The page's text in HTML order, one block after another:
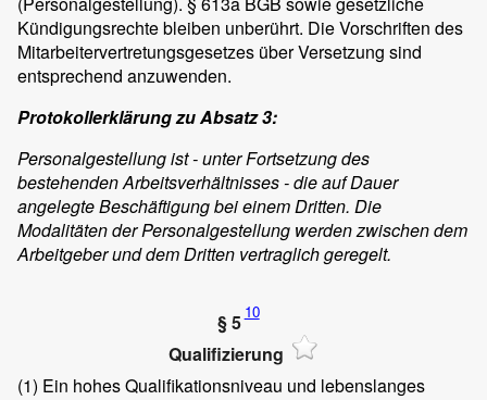
Kündigungsrechte bleiben unberührt. Die Vorschriften des
Mitarbeitervertretungsgesetzes über Versetzung sind
entsprechend anzuwenden.
Protokollerklärung zu Absatz 3:
Personalgestellung ist - unter Fortsetzung des
bestehenden Arbeitsverhältnisses - die auf Dauer
angelegte Beschäftigung bei einem Dritten. Die
Modalitäten der Personalgestellung werden zwischen dem
Arbeitgeber und dem Dritten vertraglich geregelt.
§ 5 10
Qualifizierung
(1) Ein hohes Qualifikationsniveau und lebenslanges